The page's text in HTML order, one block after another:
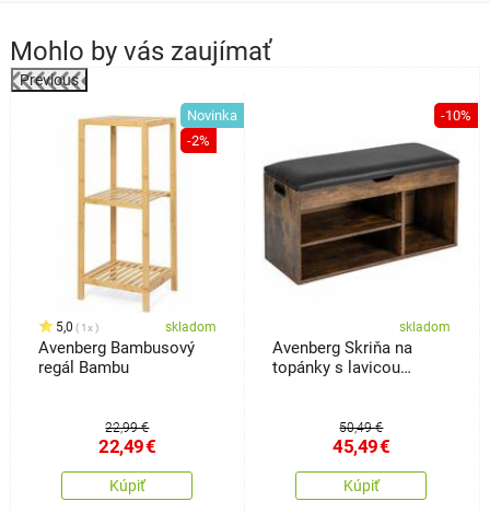
Mohlo by vás zaujímať
Previous
Novinka
-2%
5,0 1x skladom
Avenberg Bambusový
regál Bambu
22,99 €
22,49€
Kúpiť
-10%
skladom
Avenberg Skriňa na
topánky s lavicou
50,49 €
45,49€
Kúpiť